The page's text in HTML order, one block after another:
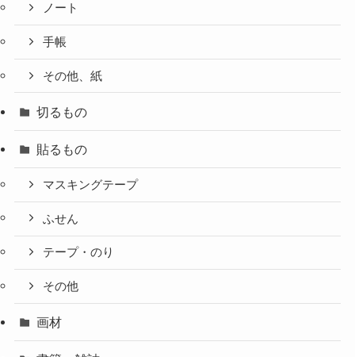
ノート
手帳
その他、紙
切るもの
貼るもの
マスキングテープ
ふせん
テープ・のり
その他
画材